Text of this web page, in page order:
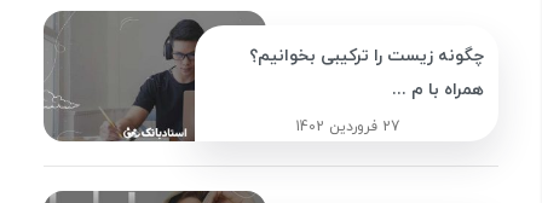
چگونه زیست را ترکیبی بخوانیم؟
همراه با م ...
27 فروردین 1402